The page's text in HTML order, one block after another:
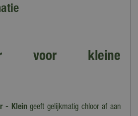
voor kleine
- Kleingeeft gelijkmatig chloor af aan